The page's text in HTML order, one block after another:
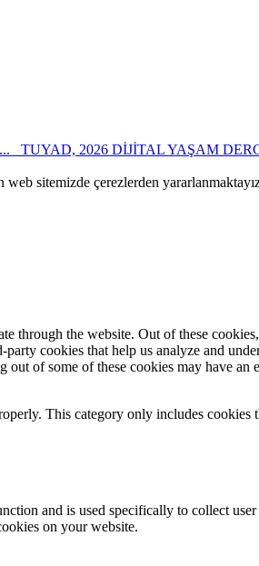
TUYAD, 2026 DİJİTAL YAŞAM
sitemizde çerezlerden
the website. Out of these
cookies that help us analyze and
of some of these cookies may have
This category only includes
and is used specifically to collect
on your website.